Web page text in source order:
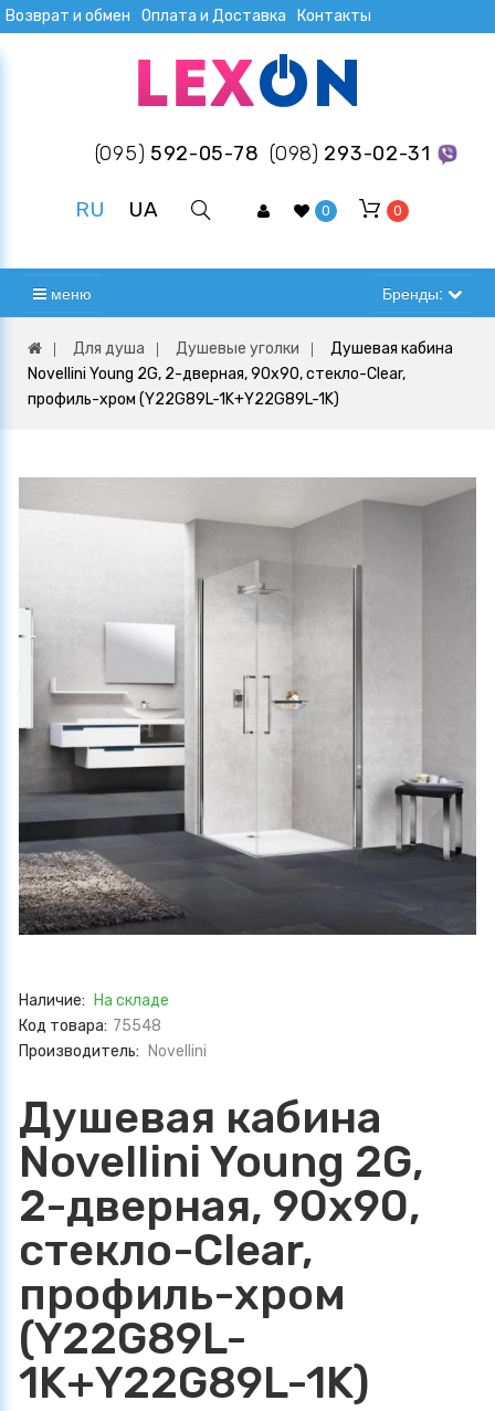
Возврат и обмен Оплата и Доставка Контакты
(095) 592-05-78 (098) 293-02-31
RU UA 0 0
меню Бренды:
Для душа Душевые уголки
Душевая кабина
Novellini Young 2G, 2-дверная, 90x90, стекло-Clear,
профиль-хром (Y22G89L-1K+Y22G89L-1K)
Наличие:
На складе
Код товара: 75548
Производитель:
Novellini
Душевая кабина
Novellini Young 2G,
2-дверная, 90x90,
стекло-Clear,
профиль-хром
(Y22G89L-
1K+Y22G89L-1K)